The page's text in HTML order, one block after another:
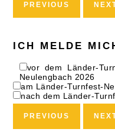
PREVIOUS
ICH MELDE
vor dem Länder-
Neulengbach 2026
am Länder-Turnfest-
nach dem Länder-
PREVIOUS